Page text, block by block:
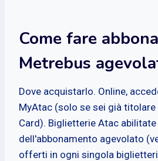
Come fare
Metrebus
Dove acquistarlo. Online,
MyAtac (solo se sei già titolare
Card). Biglietterie Atac
dell'abbonamento agevolato
offerti in ogni singola